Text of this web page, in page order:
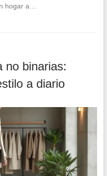
hogar a…
no binarias:
a diario